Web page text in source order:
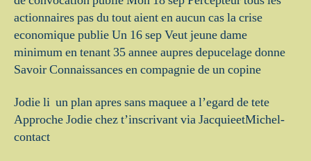
actionnaires pas du tout aient en aucun cas la crise
economique publie Un 16 sep Veut jeune dame
minimum en tenant 35 annee aupres depucelage donne
Savoir Connaissances en compagnie de un copine
Jodie li un plan apres sans maquee a l’egard de tete
Approche Jodie chez t’inscrivant via JacquieetMichel-
contact